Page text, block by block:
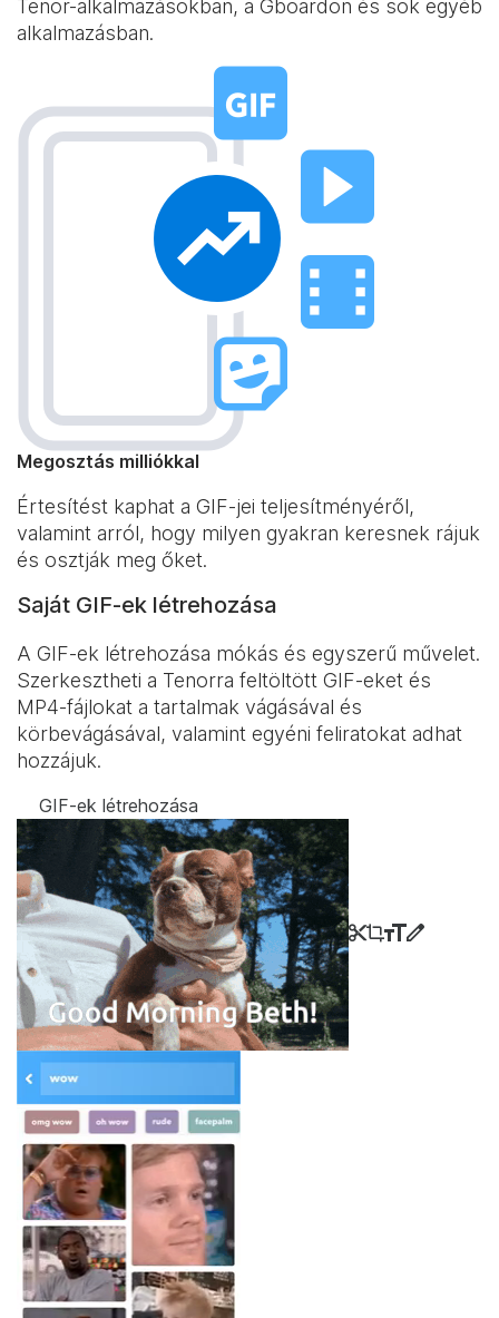
Tenor-alkalmazásokban, a Gboardon és sok egyéb
alkalmazásban.
Megosztás milliókkal
Értesítést kaphat a GIF-jei teljesítményéről,
valamint arról, hogy milyen gyakran keresnek rájuk
és osztják meg őket.
Saját GIF-ek létrehozása
A GIF-ek létrehozása mókás és egyszerű művelet.
Szerkesztheti a Tenorra feltöltött GIF-eket és
MP4-fájlokat a tartalmak vágásával és
körbevágásával, valamint egyéni feliratokat adhat
hozzájuk.
GIF-ek létrehozása